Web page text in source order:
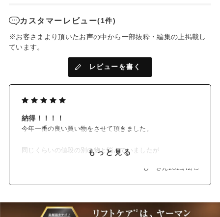
カスタマーレビュー(1件)
※お客さまより頂いたお声の中から一部抜粋・編集の上掲載し
ています。
レビューを書く
納得！！！！
今年一番の良い買い物をさせて頂きました。
同じくらいの値段の別の物と悩んでいましたが
断然こちらが良いと言って頂いたので信じて
もっと見る
ひーさん2025/12/15